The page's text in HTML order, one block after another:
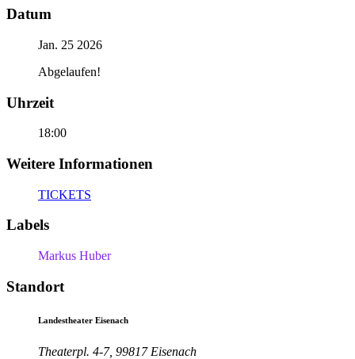
Datum
Jan. 25 2026
Abgelaufen!
Uhrzeit
18:00
Weitere Informationen
TICKETS
Labels
Markus Huber
Standort
Landestheater Eisenach
Theaterpl. 4-7, 99817 Eisenach